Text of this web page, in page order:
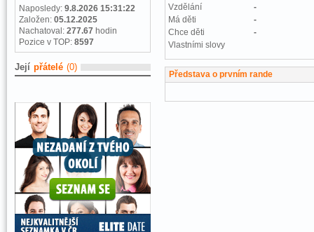
Naposledy: 9.8.2026 15:31:22
Založen: 05.12.2025
Nachatoval: 277.67 hodin
Pozice v TOP: 8597
Její přátelé (0)
Vzdělání
-
Má děti
-
Chce děti
-
Vlastními slovy
Představa o prvním rande